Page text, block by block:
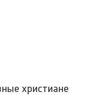
христиане